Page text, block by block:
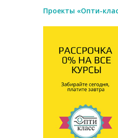
Проекты «Опти-